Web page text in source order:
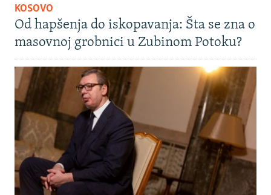
KOSOVO
Od hapšenja do iskopavanja: Šta se zna o
masovnoj grobnici u Zubinom Potoku?